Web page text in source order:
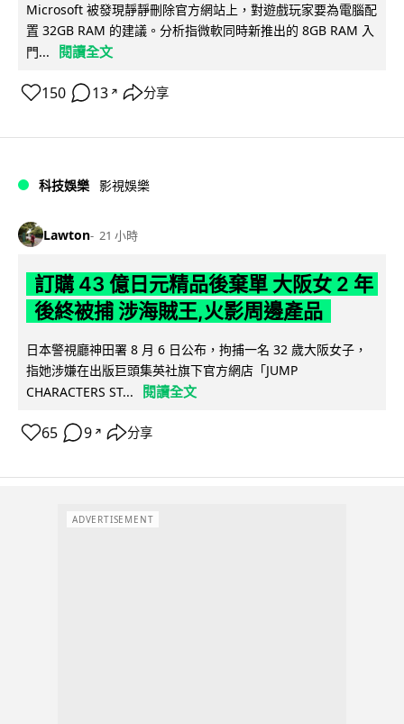
Microsoft 被發現靜靜刪除官方網站上，對遊戲玩家要為電腦配
置 32GB RAM 的建議。分析指微軟同時新推出的 8GB RAM 入
門...
閱讀全文
150 13 ↗ 分享
科技娛樂 影視娛樂
Lawton 21 小時
訂購 43 億日元精品後棄單 大阪女 2 年
後終被捕 涉海賊王,火影周邊產品
日本警視廳神田署 8 月 6 日公布，拘捕一名 32 歲大阪女子，
指她涉嫌在出版巨頭集英社旗下官方網店「JUMP
CHARACTERS ST...
閱讀全文
65 9 ↗ 分享
ADVERTISEMENT